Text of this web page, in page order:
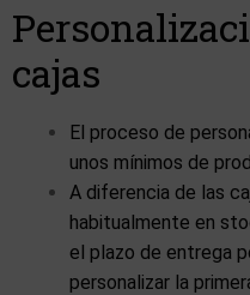
cajas
El proceso de
unos mínimos de
A diferencia de las
habitualmente en
el plazo de entrega
personalizar la